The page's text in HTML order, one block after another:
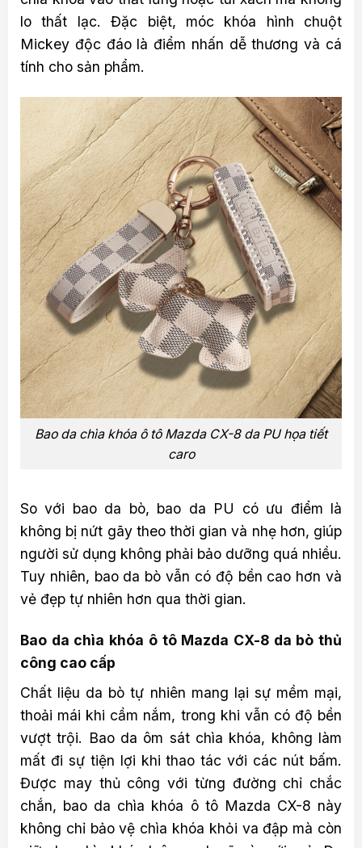
lo thất lạc. Đặc biệt, móc khóa hình chuột
Mickey độc đáo là điểm nhấn dễ thương và cá
tính cho sản phẩm.
Bao da chìa khóa ô tô Mazda CX-8 da PU họa tiết
caro
So với bao da bò, bao da PU có ưu điểm là
không bị nứt gãy theo thời gian và nhẹ hơn, giúp
người sử dụng không phải bảo dưỡng quá nhiều.
Tuy nhiên, bao da bò vẫn có độ bền cao hơn và
vẻ đẹp tự nhiên hơn qua thời gian.
Bao da chìa khóa ô tô Mazda CX-8 da bò thủ
công cao cấp
Chất liệu da bò tự nhiên mang lại sự mềm mại,
thoải mái khi cầm nắm, trong khi vẫn có độ bền
vượt trội. Bao da ôm sát chìa khóa, không làm
mất đi sự tiện lợi khi thao tác với các nút bấm.
Được may thủ công với từng đường chỉ chắc
chắn, bao da chìa khóa ô tô Mazda CX-8 này
không chỉ bảo vệ chìa khóa khỏi va đập mà còn